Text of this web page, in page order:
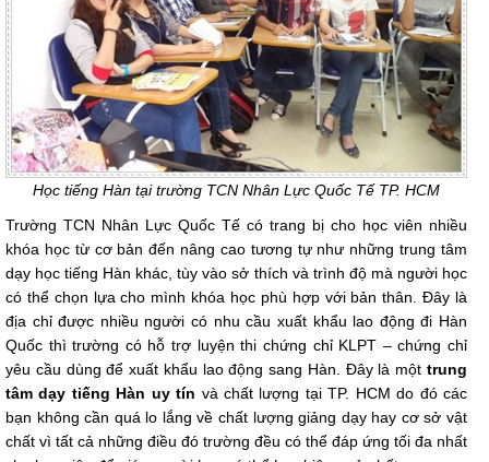
Học tiếng Hàn tại trường TCN Nhân Lực Quốc Tế TP. HCM
Trường TCN Nhân Lực Quốc Tế có trang bị cho học viên nhiều
khóa học từ cơ bản đến nâng cao tương tự như những trung tâm
dạy học tiếng Hàn khác, tùy vào sở thích và trình độ mà người học
có thể chọn lựa cho mình khóa học phù hợp với bản thân. Đây là
địa chỉ được nhiều người có nhu cầu xuất khẩu lao động đi Hàn
Quốc thì trường có hỗ trợ luyện thi chứng chỉ KLPT – chứng chỉ
yêu cầu dùng để xuất khẩu lao động sang Hàn. Đây là một trung
tâm dạy tiếng Hàn uy tín và chất lượng tại TP. HCM do đó các
bạn không cần quá lo lắng về chất lượng giảng dạy hay cơ sở vật
chất vì tất cả những điều đó trường đều có thể đáp ứng tối đa nhất